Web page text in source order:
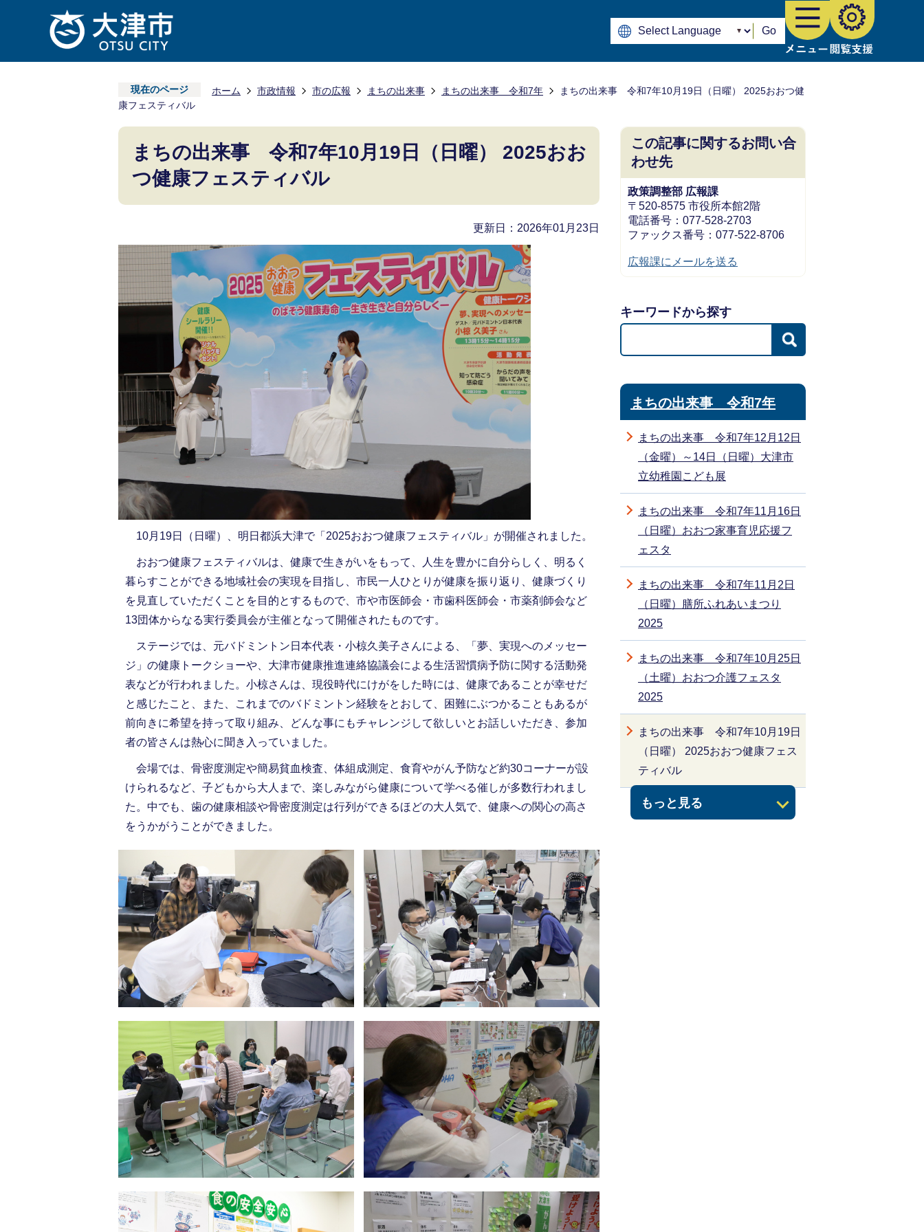
Go
現在のページ ホーム 市政情報 市の広報 まちの出来事 まちの出来事 令和7年
まちの出来事 令和7年10月19日（日曜） 2025おおつ健
康フェスティバル
まちの出来事 令和7年10月19日（日曜） 2025おお
つ健康フェスティバル
更新日：2026年01月23日
10月19日（日曜）、明日都浜大津で「2025おおつ健康フェスティバル」が開催されました。
おおつ健康フェスティバルは、健康で生きがいをもって、人生を豊かに自分らしく、明るく
暮らすことができる地域社会の実現を目指し、市民一人ひとりが健康を振り返り、健康づくり
を見直していただくことを目的とするもので、市や市医師会・市歯科医師会・市薬剤師会など
13団体からなる実行委員会が主催となって開催されたものです。
ステージでは、元バドミントン日本代表・小椋久美子さんによる、「夢、実現へのメッセー
ジ」の健康トークショーや、大津市健康推進連絡協議会による生活習慣病予防に関する活動発
表などが行われました。小椋さんは、現役時代にけがをした時には、健康であることが幸せだ
と感じたこと、また、これまでのバドミントン経験をとおして、困難にぶつかることもあるが
前向きに希望を持って取り組み、どんな事にもチャレンジして欲しいとお話しいただき、参加
者の皆さんは熱心に聞き入っていました。
会場では、骨密度測定や簡易貧血検査、体組成測定、食育やがん予防など約30コーナーが設
けられるなど、子どもから大人まで、楽しみながら健康について学べる催しが多数行われまし
た。中でも、歯の健康相談や骨密度測定は行列ができるほどの大人気で、健康への関心の高さ
をうかがうことができました。
この記事に関するお問い合
わせ先
政策調整部 広報課
〒520-8575 市役所本館2階
電話番号：077-528-2703
ファックス番号：077-522-8706
広報課にメールを送る
キーワードから探す
まちの出来事 令和7年
まちの出来事 令和7年12月12日
（金曜）～14日（日曜）大津市
立幼稚園こども展
まちの出来事 令和7年11月16日
（日曜）おおつ家事育児応援フ
ェスタ
まちの出来事 令和7年11月2日
（日曜）膳所ふれあいまつり
2025
もっと見る
まちの出来事 令和7年10月25日
（土曜）おおつ介護フェスタ
2025
まちの出来事 令和7年10月19日
（日曜） 2025おおつ健康フェス
ティバル